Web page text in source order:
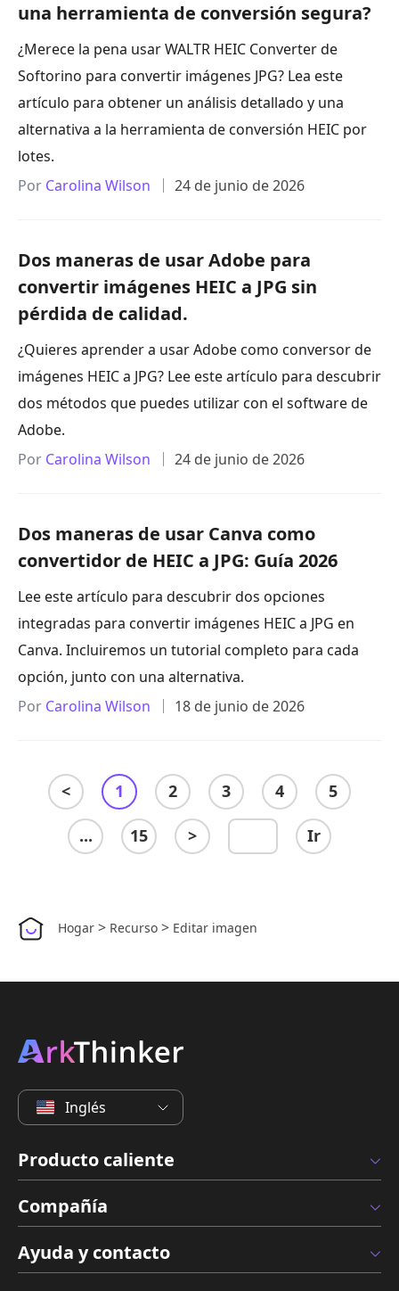
una herramienta de conversión segura?
¿Merece la pena usar WALTR HEIC Converter de
Softorino para convertir imágenes JPG? Lea este
artículo para obtener un análisis detallado y una
alternativa a la herramienta de conversión HEIC por
lotes.
Por Carolina Wilson 24 de junio de 2026
Dos maneras de usar Adobe para
convertir imágenes HEIC a JPG sin
pérdida de calidad.
¿Quieres aprender a usar Adobe como conversor de
imágenes HEIC a JPG? Lee este artículo para descubrir
dos métodos que puedes utilizar con el software de
Adobe.
Por Carolina Wilson 24 de junio de 2026
Dos maneras de usar Canva como
convertidor de HEIC a JPG: Guía 2026
Lee este artículo para descubrir dos opciones
integradas para convertir imágenes HEIC a JPG en
Canva. Incluiremos un tutorial completo para cada
opción, junto con una alternativa.
Por Carolina Wilson 18 de junio de 2026
< 1 2 3 4 5
... 15 > Ir
Hogar > Recurso > Editar imagen
Inglés
Producto caliente
Compañía
Ayuda y contacto